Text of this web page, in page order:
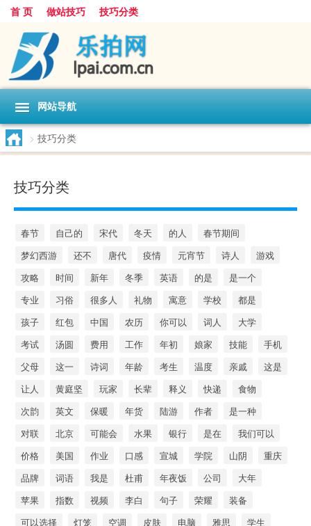
首 页 做站技巧 技巧分类
网站导航
> 技巧分类
技巧分类
春节 自己的 宋代 冬天 的人
春节期间
梦幻西游
还不 唐代 疫情 元宵节 诗人
游戏
攻略
时间 新年 冬季 英语 的是
是一个
专业
习俗 很多人 礼物 寓意 学校
都是
孩子
红包 中国 农历 你可以 词人
大学
考试
汤圆 费用 工作 年初 娘家 技能
手机
父母
这一 诗词 年龄 考生 温度 亲戚
这是
让人
黄庭坚 玩家 长辈 释义 快递
食物
次韵
英文 保暖 年货 陆游 作者
是一种
对联
北京 可能会 水果 银行 是在
我们可以
价格
美国 作业 口感 宣城 学院 山阴
重庆
品牌
词语 我是 杜甫 年夜饭 公司
大年
苹果
指数 视频 李白 句子 荣耀
装备
可以选择
灯笼 空调 皮肤 电脑 雅思
学生